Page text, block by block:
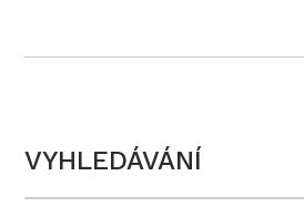
VYHLEDÁVÁNÍ